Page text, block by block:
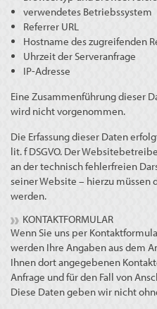
verwendetes Betriebssystem
Referrer URL
Hostname des zugreifenden
Uhrzeit der Serveranfrage
IP-Adresse
Eine Zusammenführung dieser
wird nicht vorgenommen.
Die Erfassung dieser Daten
lit. f DSGVO. Der
an der technisch fehlerfreien
seiner Website – hierzu müssen
werden.
KONTAKTFORMULAR
Wenn Sie uns per
werden Ihre Angaben aus dem
Ihnen dort angegebenen
Anfrage und für den Fall von
Diese Daten geben wir nicht